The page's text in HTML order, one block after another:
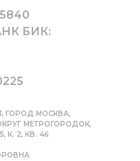
БИК:
ГОРОД МОСКВА,
МЕТРОГОРОДОК,
К. 2, КВ. 46